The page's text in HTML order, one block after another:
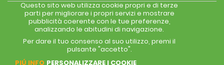
Questo sito web utilizza cookie propri e di terze
parti per migliorare i propri servizi e mostrare
pubblicità coerente con le tue preferenze,
analizzando le abitudini di navigazione.
Per dare il tuo consenso al suo utilizzo, premi il
pulsante "accetto".
PIÚ INFO PERSONALIZZARE I COOKIE